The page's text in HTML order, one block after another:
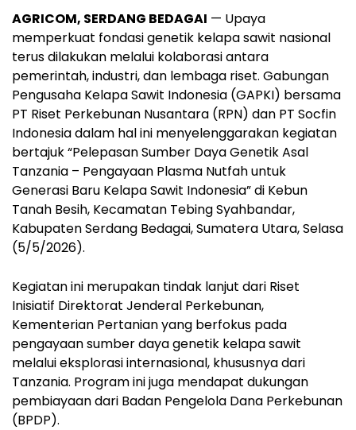
AGRICOM, SERDANG BEDAGAI — Upaya
memperkuat fondasi genetik kelapa sawit nasional
terus dilakukan melalui kolaborasi antara
pemerintah, industri, dan lembaga riset. Gabungan
Pengusaha Kelapa Sawit Indonesia (GAPKI) bersama
PT Riset Perkebunan Nusantara (RPN) dan PT Socfin
Indonesia dalam hal ini menyelenggarakan kegiatan
bertajuk “Pelepasan Sumber Daya Genetik Asal
Tanzania – Pengayaan Plasma Nutfah untuk
Generasi Baru Kelapa Sawit Indonesia” di Kebun
Tanah Besih, Kecamatan Tebing Syahbandar,
Kabupaten Serdang Bedagai, Sumatera Utara, Selasa
(5/5/2026).
Kegiatan ini merupakan tindak lanjut dari Riset
Inisiatif Direktorat Jenderal Perkebunan,
Kementerian Pertanian yang berfokus pada
pengayaan sumber daya genetik kelapa sawit
melalui eksplorasi internasional, khususnya dari
Tanzania. Program ini juga mendapat dukungan
pembiayaan dari Badan Pengelola Dana Perkebunan
(BPDP).